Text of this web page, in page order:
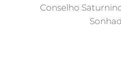
Conselho